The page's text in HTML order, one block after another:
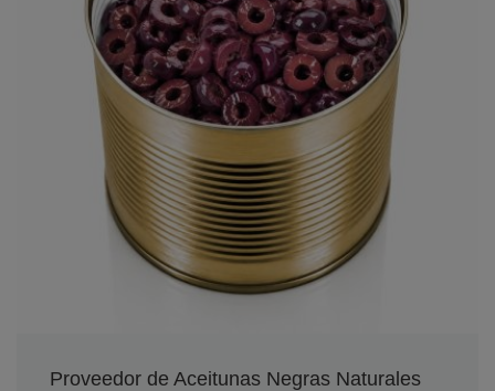
Proveedor de Aceitunas Negras Naturales